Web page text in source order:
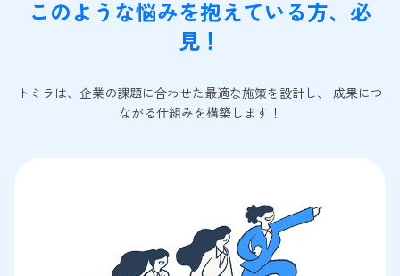
このような悩みを抱えている方、必
見！
トミラは、企業の課題に合わせた最適な施策を設計し、 成果につ
ながる仕組みを構築します！